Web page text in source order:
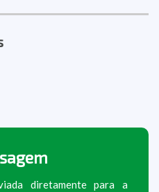
diretamente para a